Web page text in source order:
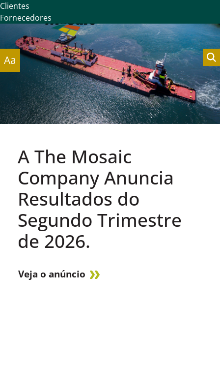
Clientes
Fornecedores
Aa
A The Mosaic
Company Anuncia
Resultados do
Segundo Trimestre
de 2026.
Veja o anúncio